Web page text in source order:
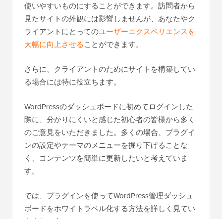
使いやすいものにすることができます。訪問者から
見たサイトの外観には影響しませんが、あなたやク
ライアントにとってのユーザーエクスペリエンスを
大幅に向上させることができます。
さらに、クライアントのためにサイトを構築してい
る場合には特に役立ちます。
WordPressのダッシュボードに初めてログインした
際に、分かりにくいと感じた初心者の皆様から多く
のご意見をいただきました。多くの場合、プラグイ
ンの設定やテーマのメニューを掘り下げることな
く、コンテンツを簡単に更新したいと考えていま
す。
では、プラグインを使ってWordPress管理ダッシュ
ボードをホワイトラベル化する方法を詳しく見てい